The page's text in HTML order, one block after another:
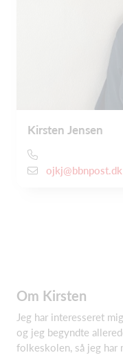
Kirsten Jensen
ojkj@bbnpost.dk
Om Kirsten
Jeg har interesseret
og jeg begyndte
folkeskolen, så jeg har